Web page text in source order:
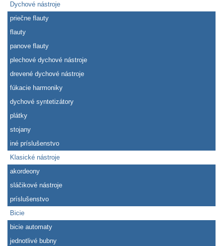
Dychové nástroje
priečne flauty
flauty
panove flauty
plechové dychové nástroje
drevené dychové nástroje
fúkacie harmoniky
dychové syntetizátory
plátky
stojany
iné príslušenstvo
Klasické nástroje
akordeony
sláčikové nástroje
príslušenstvo
Bicie
bicie automaty
jednotlivé bubny